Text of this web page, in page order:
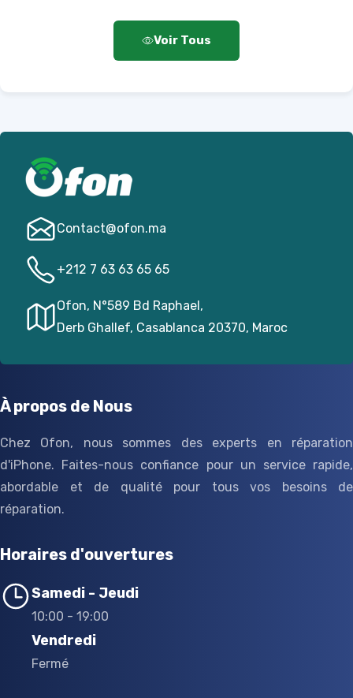
Voir Tous
Contact@­ofon.ma
+212 7 63 63 65 65
Ofon, N°589 Bd Raphael,
Derb Ghallef, Casablanca 20370, Maroc
À propos de Nous
Chez Ofon, nous sommes des experts en réparation
d'iPhone. Faites-nous confiance pour un service rapide,
abordable et de qualité pour tous vos besoins de
réparation.
Horaires d'ouvertures
Samedi - Jeudi
10:00 - 19:00
Vendredi
Fermé